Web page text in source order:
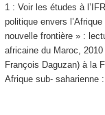
1 : Voir les études à
politique envers
nouvelle frontière » :
africaine du Maroc,
François Daguzan) à la
Afrique sub- saharienne